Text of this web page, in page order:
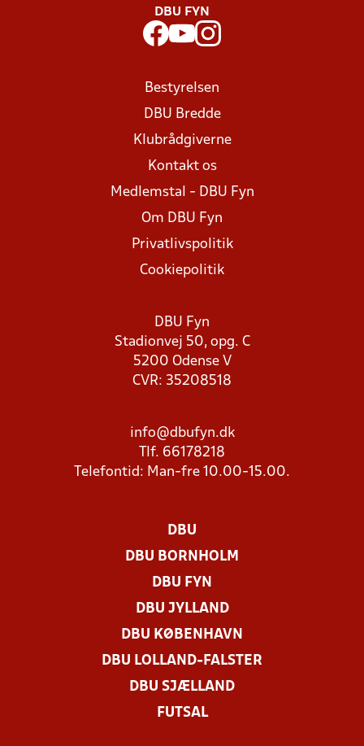
DBU FYN
Bestyrelsen
DBU Bredde
Klubrådgiverne
Kontakt os
Medlemstal - DBU Fyn
Om DBU Fyn
Privatlivspolitik
Cookiepolitik
DBU Fyn
Stadionvej 50, opg. C
5200 Odense V
CVR: 35208518
info@dbufyn.dk
Tlf. 66178218
Telefontid: Man-fre 10.00-15.00.
DBU
DBU BORNHOLM
DBU FYN
DBU JYLLAND
DBU KØBENHAVN
DBU LOLLAND-FALSTER
DBU SJÆLLAND
FUTSAL